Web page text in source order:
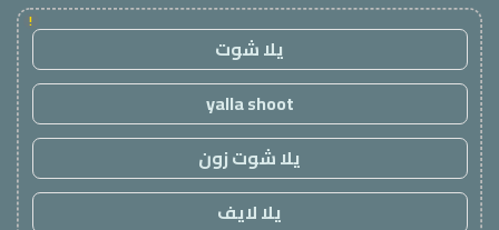
!
يلا شوت
yalla shoot
يلا شوت زون
يلا لايف